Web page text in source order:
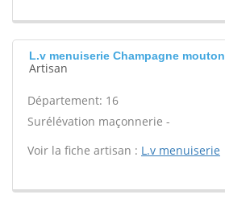
L.v menuiserie Champagne mouton
Artisan
Département: 16
Surélévation maçonnerie -
Voir la fiche artisan : L.v menuiserie